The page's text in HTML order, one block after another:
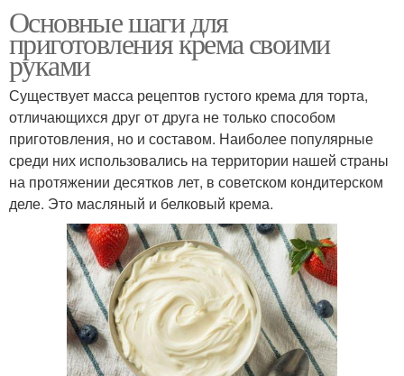
Основные шаги для
приготовления крема своими
руками
Существует масса рецептов густого крема для торта,
отличающихся друг от друга не только способом
приготовления, но и составом. Наиболее популярные
среди них использовались на территории нашей страны
на протяжении десятков лет, в советском кондитерском
деле. Это масляный и белковый крема.